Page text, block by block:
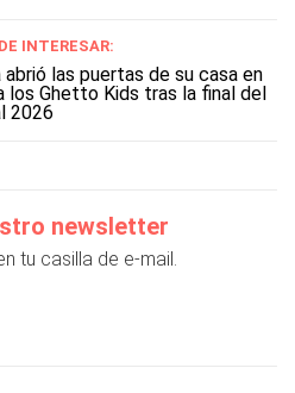
INTERESAR:
abrió las puertas de su casa en
los Ghetto Kids tras la final del
2026
newsletter
tu casilla de e-mail.